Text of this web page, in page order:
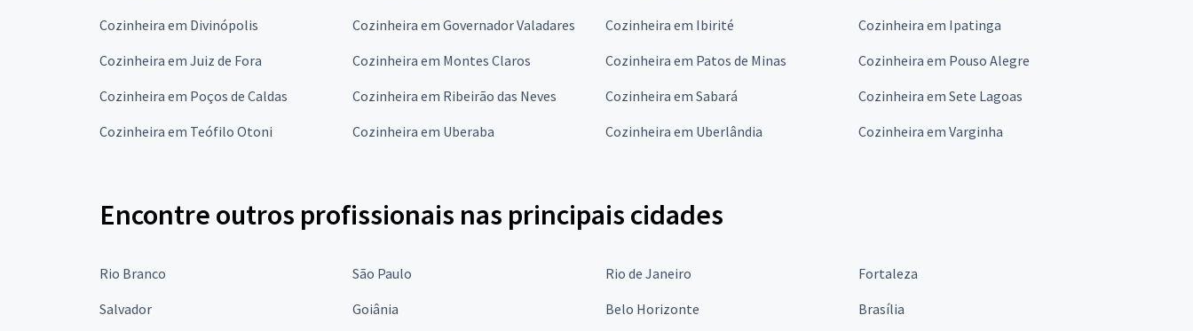
Cozinheira em Divinópolis
Cozinheira em Governador Valadares Cozinheira em Ibirité
Cozinheira em Ipatinga
Cozinheira em Juiz de Fora
Cozinheira em Montes Claros Cozinheira em Patos de Minas
Cozinheira em Pouso Alegre
Cozinheira em Poços de Caldas
Cozinheira em Ribeirão das Neves Cozinheira em Sabará
Cozinheira em Sete Lagoas
Cozinheira em Teófilo Otoni
Cozinheira em Uberaba Cozinheira em Uberlândia Cozinheira em Varginha
Encontre outros profissionais nas principais cidades
Rio Branco São Paulo Rio de Janeiro
Fortaleza
Salvador
Goiânia Belo Horizonte Brasília